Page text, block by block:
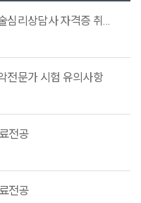
[자격취득] 한국미술치료학회 임상미술심리상담사 자격증 취득 확인 사항
전문가 시험 유의사항
전공
전공